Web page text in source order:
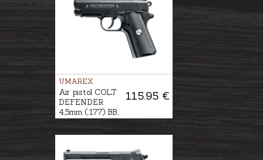
UMAREX
115.95 €
Air pistol COLT
DEFENDER
4,5mm (.177) BB,